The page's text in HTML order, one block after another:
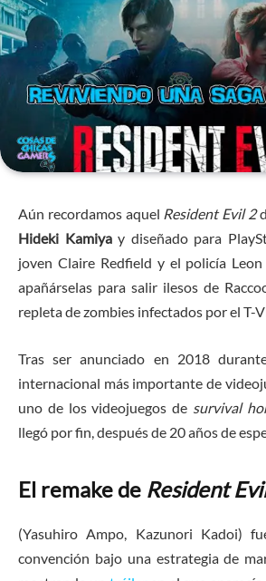
Aún recordamos aquel Resident Evil 2
Hideki Kamiyay diseñado para
joven Claire Redfield y el policía Leon
apañárselas para salir ilesos de
repleta de zombies infectados por el T-
Tras ser anunciado en 2018
internacional más importante de
uno de los videojuegos de survival
llegó por fin, después de 20 años de
El remake de Resident
(Yasuhiro Ampo, Kazunori Kadoi)
convención bajo una estrategia de